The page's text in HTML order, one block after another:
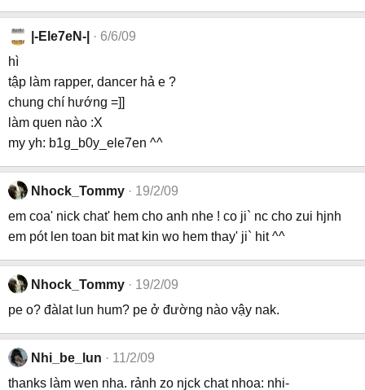
|-Ele7eN-|
6/6/09
hì
tập làm rapper, dancer hả e ?
chung chí hướng =]]
làm quen nào :X
my yh: b1g_b0y_ele7en ^^
Nhock_Tommy
19/2/09
em coa' nick chat' hem cho anh nhe ! co ji` nc cho zui hjnh
em pót len toan bit mat kin wo hem thay' ji` hit ^^
Nhock_Tommy
19/2/09
pe o? đàlat lun hum? pe ở đường nào vậy nak.
Nhi_be_lun
11/2/09
thanks làm wen nha. rảnh zo njck chat nhoa: nhi-